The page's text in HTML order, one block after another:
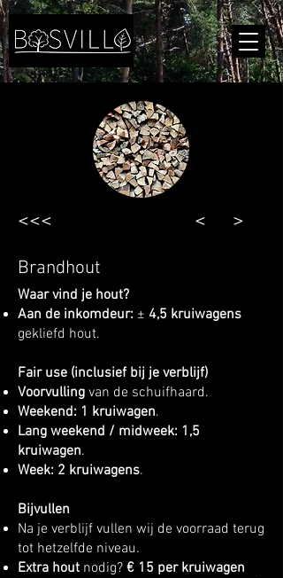
<<< < >
Brandhout
Waar vind je hout?
Aan de inkomdeur: ± 4,5 kruiwagens
gekliefd hout.
Fair use (inclusief bij je verblijf)
Voorvulling van de schuifhaard.
Weekend: 1 kruiwagen.
Lang weekend / midweek: 1,5
kruiwagen.
Week: 2 kruiwagens.
Bijvullen
Na je verblijf vullen wij de voorraad terug
tot hetzelfde niveau.
Extra hout nodig? € 15 per kruiwagen